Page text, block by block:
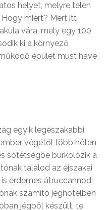
helyet, melyre télen
Hogy miért? Mert itt
vára, mely egy 100
ki a környező
épület must have
egyik legészakabbi
végétől több héten
sötétségbe burkolózik a
találod az éjszakai
érdemes átruccannod:
számító jéghotelben
jégből készült, te